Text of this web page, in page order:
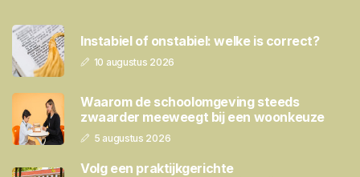
Instabiel of onstabiel: welke is correct?
10 augustus 2026
Waarom de schoolomgeving steeds
zwaarder meeweegt bij een woonkeuze
5 augustus 2026
Volg een praktijkgerichte